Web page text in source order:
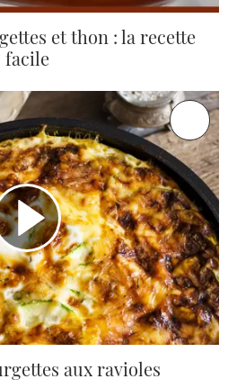
et thon : la recette
facile
aux ravioles